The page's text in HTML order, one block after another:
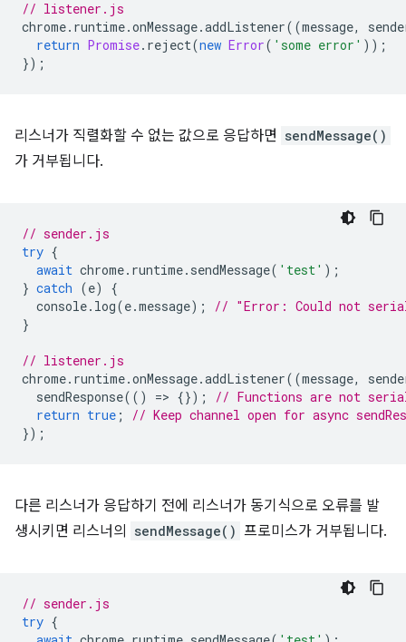
// listener.js
chrome. runtime.onMessage.addListener((message,
return Promise. reject(new Error( 'some error' ));
});
리스너가 직렬화할 수 없는 값으로 응답하면 sendMessage()
가 거부됩니다.
// sender.js
try {
await chrome. runtime. sendMessage( 'test' );
} catch (e)
{
console. log(e.message);
// "Error: Could not
}
// listener.js
chrome. runtime.onMessage.addListener((message,
sendResponse(() => {});
// Functions are not
return true ;
// Keep channel open for async
});
다른 리스너가 응답하기 전에 리스너가 동기식으로 오류를 발
생시키면 리스너의
sendMessage() 프로미스가 거부됩니다.
// sender.js
try {